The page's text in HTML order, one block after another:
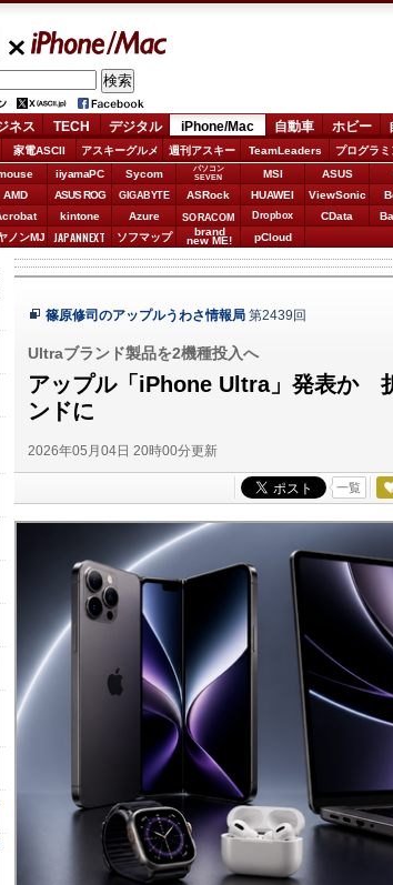
iPhone/Mac
ネス TECH デジタル iPhone/Mac 自動車 ホビー
家電ASCII アスキーグルメ 週刊アスキー TeamLeaders プログラミ
iiyamaPC Sycom
パソコン
SEVEN
MSI ASUS
AMD ASUS ROG GIGABYTE ASRock HUAWEI ViewSonic
kintone Azure SORACOM Dropbox CData
ノンMJ JAPANNEXT ソフマップ brand
new ME! pCloud
篠原修司のアップルうわさ情報局 第2439回
Ultraブランド製品を2機種投入へ
アップル「iPhone Ultra」発表か
ンドに
2026年05月04日 20時00分更新
一覧